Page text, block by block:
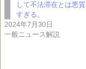
して不法滞在とは悪質
すぎる。
2024年7月30日
一般ニュース解説